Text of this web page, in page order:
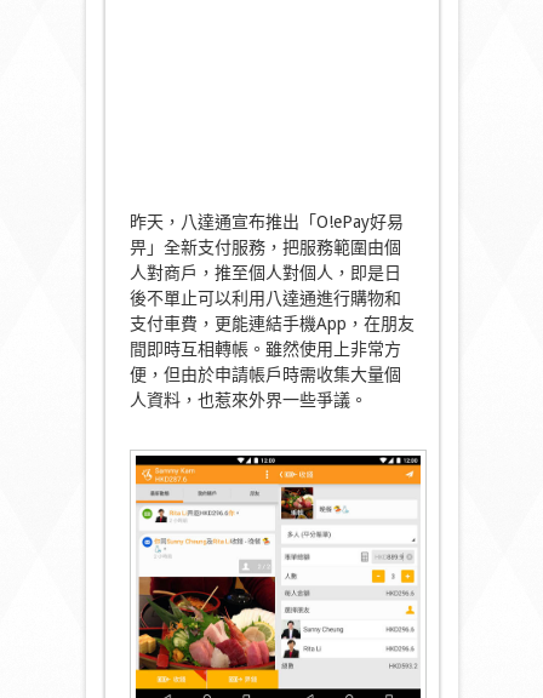
昨天，八達通宣布推出「O!ePay好易
畀」全新支付服務，把服務範圍由個
人對商戶，推至個人對個人，即是日
後不單止可以利用八達通進行購物和
支付車費，更能連結手機App，在朋友
間即時互相轉帳。雖然使用上非常方
便，但由於申請帳戶時需收集大量個
人資料，也惹來外界一些爭議。